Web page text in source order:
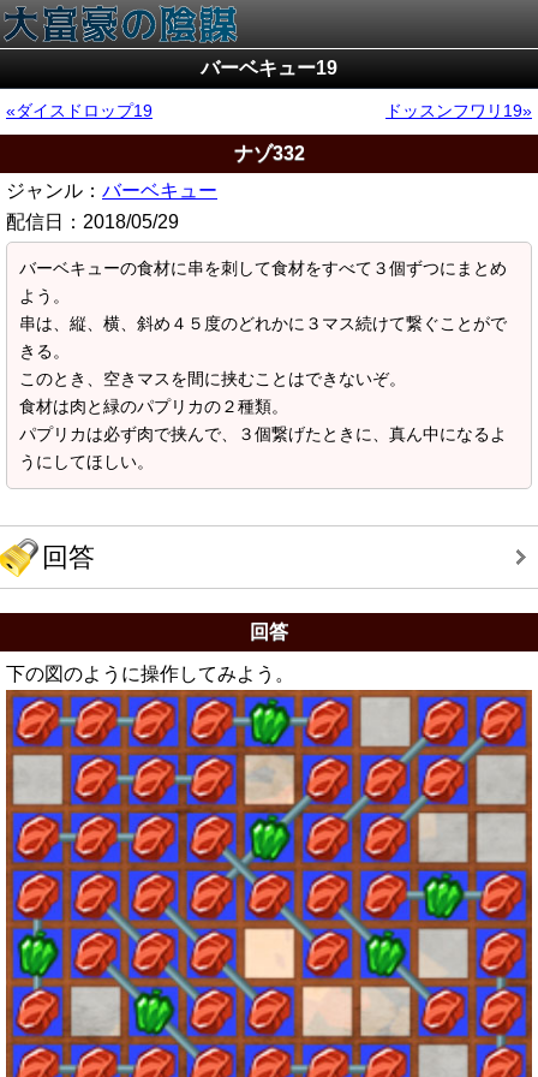
バーベキュー19
ダイスドロップ19 ドッスンフワリ19
ナゾ332
ジャンル： バーベキュー
配信日： 2018/05/29
バーベキューの食材に串を刺して食材をすべて３個ずつにまとめ
よう。
串は、縦、横、斜め４５度のどれかに３マス続けて繋ぐことがで
きる。
このとき、空きマスを間に挟むことはできないぞ。
食材は肉と緑のパプリカの２種類。
パプリカは必ず肉で挟んで、３個繋げたときに、真ん中になるよ
うにしてほしい。
回答
回答
下の図のように操作してみよう。